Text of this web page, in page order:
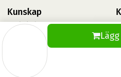
Kunskap
Däckskola
Informationsbank Av Däck